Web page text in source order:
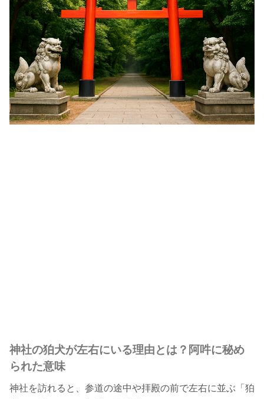
神社の狛犬が左右にいる理由とは？阿吽に秘め
られた意味
神社を訪れると、参道の途中や拝殿の前で左右に並ぶ「狛